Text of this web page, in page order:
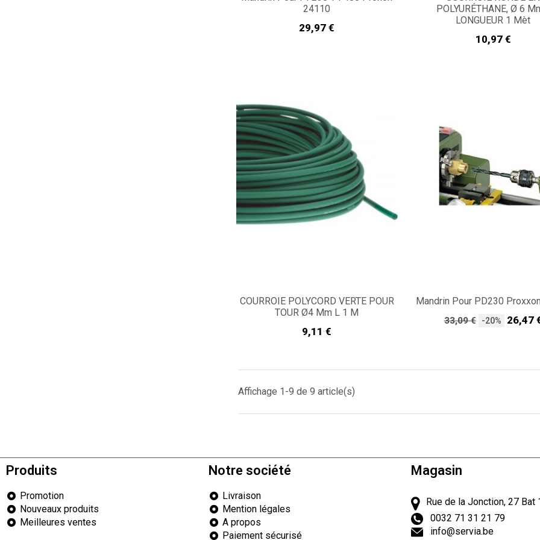
24110
Prix
29,97 €
POLYURÉTHANE, Ø 6
LONGUEUR 1 Mèt
Prix
10,97 €
COURROIE POLYCORD VERTE POUR
TOUR Ø4 Mm L 1 M
Prix
9,11 €
Mandrin Pour PD230
Prix
33,09 € -20% Prix
26,47
Affichage 1-9 de 9 article(s)
Produits
Promotion
Nouveaux produits
Meilleures ventes
Notre société
Livraison
Mention légales
A propos
Paiement sécurisé
Magasin
Rue de la Jonction, 27 Bat
0032 71 31 21 79
info@servia.be